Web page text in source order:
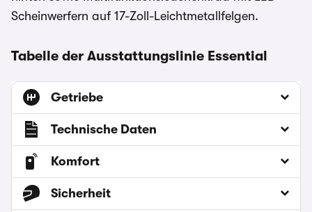
Scheinwerfern auf 17-Zoll-Leichtmetallfelgen.
Tabelle der Ausstattungslinie Essential
Getriebe
Technische Daten
Komfort
Sicherheit